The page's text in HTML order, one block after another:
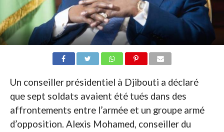
Un conseiller présidentiel à Djibouti a déclaré
que sept soldats avaient été tués dans des
affrontements entre l’armée et un groupe armé
d’opposition. Alexis Mohamed, conseiller du